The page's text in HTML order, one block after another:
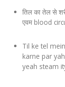
तिल का तेल से
एवम blood
Til ke tel
karne par
yeah steam